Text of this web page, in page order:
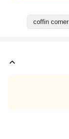
coffin corner